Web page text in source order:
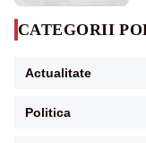
CATEGORII
Actualitate
Politica